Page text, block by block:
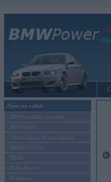
Ziņas un raksti
BMW modeļu jaunumi
BMW testi
Tehnoloģijas & sasniegumi
BMW Latvijā
MINI
Rolls-Royce
Pasākumi